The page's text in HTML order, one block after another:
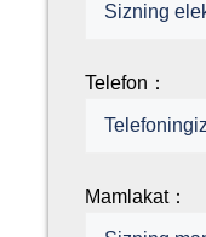
Telefon：
Mamlakat：